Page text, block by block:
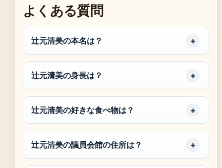
よくある質問
辻元清美の本名は？
辻元清美の身長は？
辻元清美の好きな食べ物は？
辻元清美の議員会館の住所は？